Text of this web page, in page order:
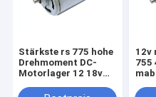
Stärkste rs 775 hohe
Drehmoment DC-
Motorlager 12 18v
19000 Drehmoment
12v
755